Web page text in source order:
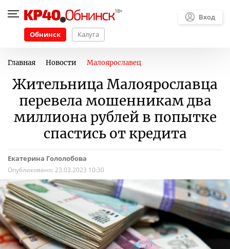
Обнинск Калуга
Вход
Главная Новости Малоярославец
Жительница Малоярославца
перевела мошенникам два
миллиона рублей в попытке
спастись от кредита
Екатерина Гололобова
Опубликовано: 23.03.2023 10:30